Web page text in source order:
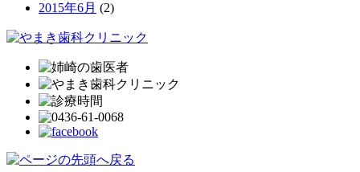
2015年6月 (2)